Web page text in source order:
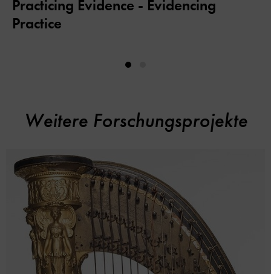
Practicing Evidence - Evidencing
Practice
Weitere Forschungsprojekte